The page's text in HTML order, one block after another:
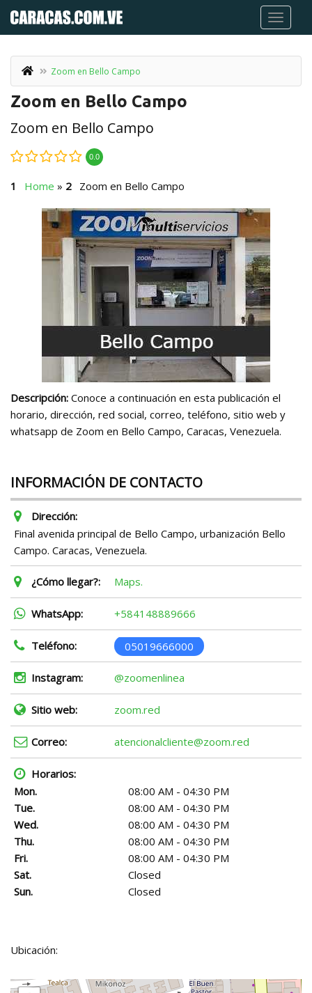
Zoom en Bello Campo
Zoom en Bello Campo
Zoom en Bello Campo
0.0
Home » Zoom en Bello Campo
Descripción: Conoce a continuación en esta publicación el
horario, dirección, red social, correo, teléfono, sitio web y
whatsapp de Zoom en Bello Campo, Caracas, Venezuela.
INFORMACIÓN DE CONTACTO
Dirección:
Final avenida principal de Bello Campo, urbanización Bello
Campo. Caracas, Venezuela.
¿Cómo llegar?: Maps.
WhatsApp: +584148889666
Teléfono: 05019666000
Instagram: @zoomenlinea
Sitio web: zoom.red
Correo: atencionalcliente@zoom.red
Horarios:
Mon.
08:00 AM - 04:30 PM
Tue.
08:00 AM - 04:30 PM
Wed.
08:00 AM - 04:30 PM
Thu.
08:00 AM - 04:30 PM
Fri.
08:00 AM - 04:30 PM
Sat.
Closed
Sun.
Closed
Ubicación: